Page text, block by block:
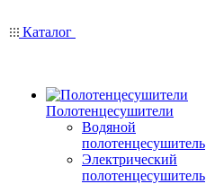
Каталог
Полотенцесушители
Водяной
полотенцесушитель
Электрический
полотенцесушитель